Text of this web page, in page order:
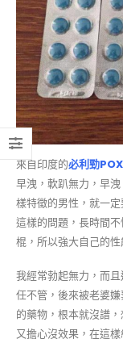
來自印度的必利勁
早洩，軟趴無力，早
樣特徵的男性，就一
這樣的問題，長時間
棍，所以強大自己的
我經常勃起無力，而
任不管，後來被老婆
的藥物，根本就沒譜
又擔心沒效果，在這